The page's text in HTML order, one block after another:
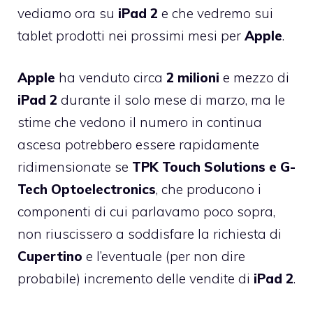
vediamo ora su iPad 2 e che vedremo sui
tablet prodotti nei prossimi mesi per Apple.
Apple ha venduto circa 2 milioni e mezzo di
iPad 2 durante il solo mese di marzo, ma le
stime che vedono il numero in continua
ascesa potrebbero essere rapidamente
ridimensionate se TPK Touch Solutions e G-
Tech Optoelectronics, che producono i
componenti di cui parlavamo poco sopra,
non riuscissero a soddisfare la richiesta di
Cupertino e l’eventuale (per non dire
probabile) incremento delle vendite di iPad 2.